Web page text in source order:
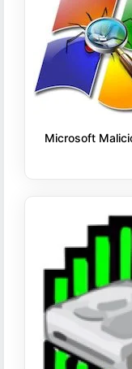
Microsoft